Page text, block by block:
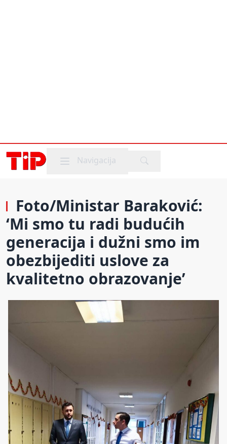
Mobile menu
Navigacija
Foto/Ministar Baraković:
‘Mi smo tu radi budućih
generacija i dužni smo im
obezbijediti uslove za
kvalitetno obrazovanje’